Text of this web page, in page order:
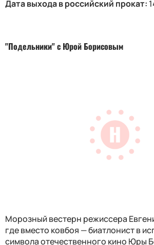
Дата выхода в российский прокат:
"Подельники" с Юрой Борисовым
Морозный вестерн режиссера
где вместо ковбоя — биатлонист в
символа отечественного кино Юры